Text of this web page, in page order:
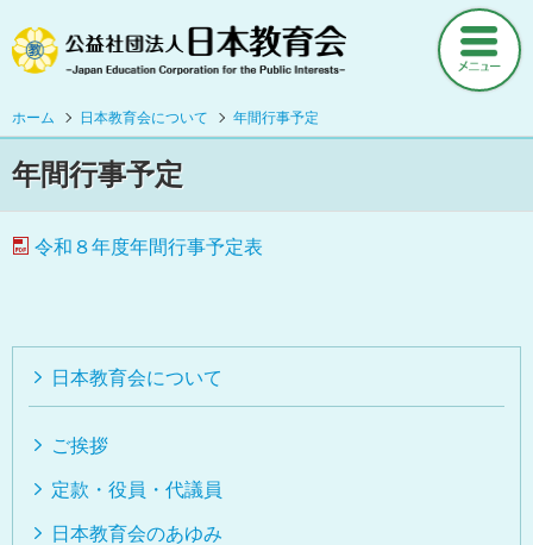
ホーム ニュース
日本教育会について
ご挨拶
定款・役員・代議員
事業及び活動の概要
年間行事予定
支部・団体 事務局一覧
組織図・機構図
情報公開
ホーム 日本教育会について 年間行事予定
年間行事予定
令和８年度年間行事予定表
日本教育会について
ご挨拶
定款・役員・代議員
日本教育会のあゆみ